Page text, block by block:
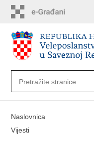
sadržaj
Naslovnica
Vijesti